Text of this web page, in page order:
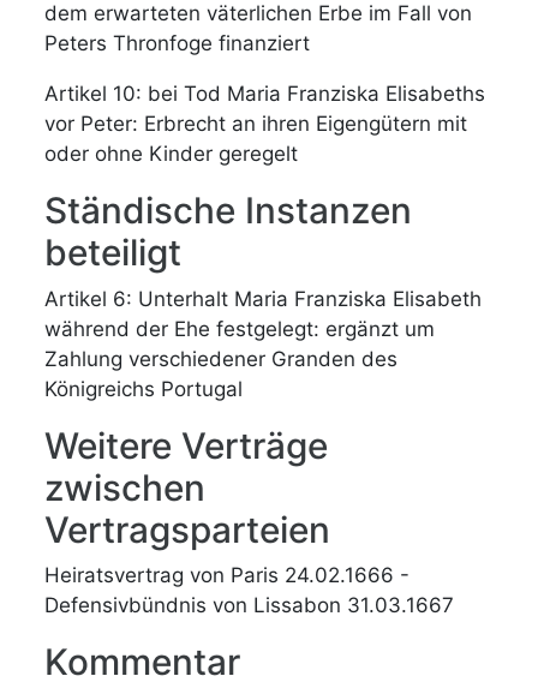
dem erwarteten väterlichen Erbe im Fall von
Peters Thronfoge finanziert
Artikel 10: bei Tod Maria Franziska Elisabeths
vor Peter: Erbrecht an ihren Eigengütern mit
oder ohne Kinder geregelt
Ständische Instanzen
beteiligt
Artikel 6: Unterhalt Maria Franziska Elisabeth
während der Ehe festgelegt: ergänzt um
Zahlung verschiedener Granden des
Königreichs Portugal
Weitere Verträge
zwischen
Vertragsparteien
Heiratsvertrag von Paris 24.02.1666 -
Defensivbündnis von Lissabon 31.03.1667
Kommentar